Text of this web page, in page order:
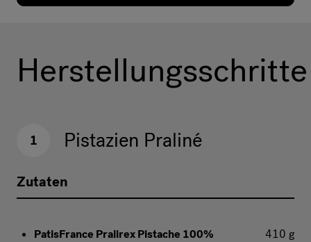
Herstellungsschritte
1 Pistazien Praliné
Zutaten
PatisFrance Pralirex Pistache 100%
410 g